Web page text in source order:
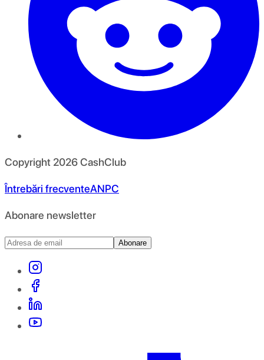
Copyright 2026CashClub
Întrebări frecventeANPC
Abonare newsletter
Abonare